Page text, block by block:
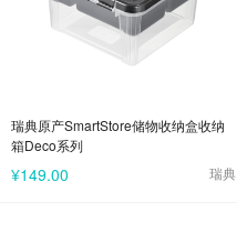
瑞典原产SmartStore储物收纳盒收纳
箱Deco系列
¥149.00 瑞典